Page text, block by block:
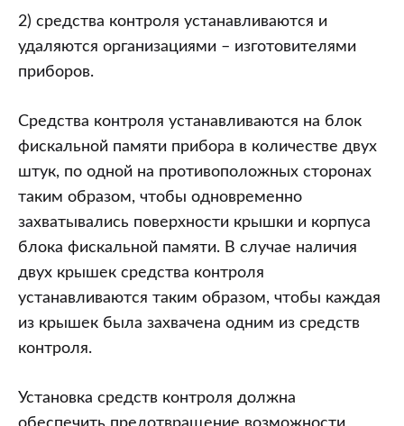
2) средства контроля устанавливаются и
удаляются организациями – изготовителями
приборов.
Средства контроля устанавливаются на блок
фискальной памяти прибора в количестве двух
штук, по одной на противоположных сторонах
таким образом, чтобы одновременно
захватывались поверхности крышки и корпуса
блока фискальной памяти. В случае наличия
двух крышек средства контроля
устанавливаются таким образом, чтобы каждая
из крышек была захвачена одним из средств
контроля.
Установка средств контроля должна